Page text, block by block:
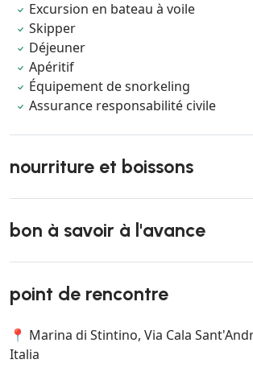
Excursion en bateau à voile
Skipper
Déjeuner
Apéritif
Équipement de snorkeling
Assurance responsabilité civile
nourriture et boissons
bon à savoir à l'avance
point de rencontre
📍 Marina di Stintino, Via Cala
Italia